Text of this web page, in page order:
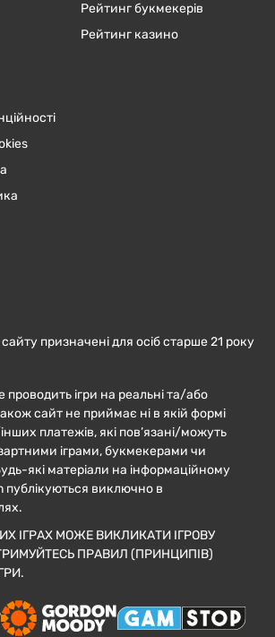
Рейтинг букмекерів
Рейтинг казино
призначені для осіб старше 21 року
ігри на реальні та/або
сайт не приймає ні в якій формі
платежів, які пов’язані/можуть
іграми, букмекерами чи
які матеріали на інформаційному
публікуються виключно в
ІГРАХ МОЖЕ ВИКЛИКАТИ ІГРОВУ
ПРАВИЛ (ПРИНЦИПІВ)